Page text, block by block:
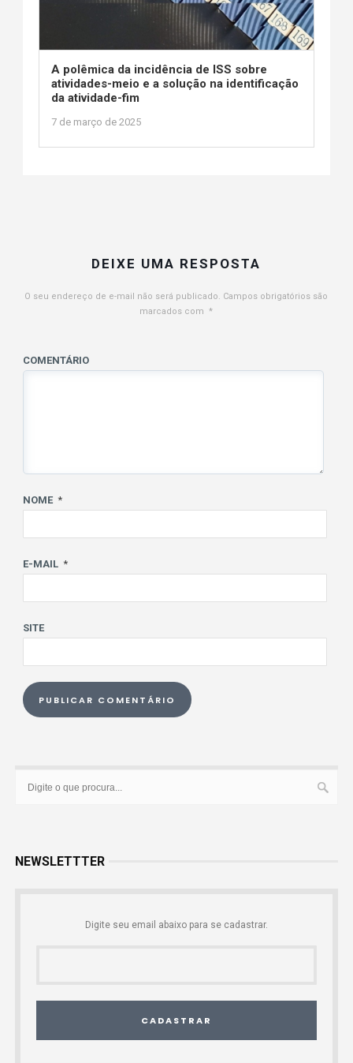
A polêmica da incidência de ISS sobre
atividades-meio e a solução na identificação
da atividade-fim
7 de março de 2025
DEIXE UMA RESPOSTA
O seu endereço de e-mail não será publicado. Campos obrigatórios são
marcados com *
COMENTÁRIO
NOME *
E-MAIL *
SITE
NEWSLETTTER
Digite seu email abaixo para se cadastrar.
CADASTRAR